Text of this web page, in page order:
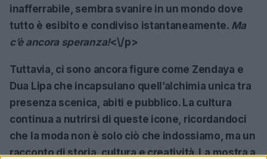
inafferrabile, sembra svanire in un mondo dove
tutto è esibito e condiviso istantaneamente. Ma
c’è ancora speranza!<\/p>
Tuttavia, ci sono ancora figure come Zendaya e
Dua Lipa che incapsulano quell’alchimia unica tra
presenza scenica, abiti e pubblico. La cultura
continua a nutrirsi di queste icone, ricordandoci
che la moda non è solo ciò che indossiamo, ma un
racconto di storia, cultura e creatività. La mostra a